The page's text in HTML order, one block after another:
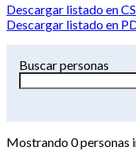
Descargar listado en
Descargar listado en
Buscar personas
Mostrando0personas